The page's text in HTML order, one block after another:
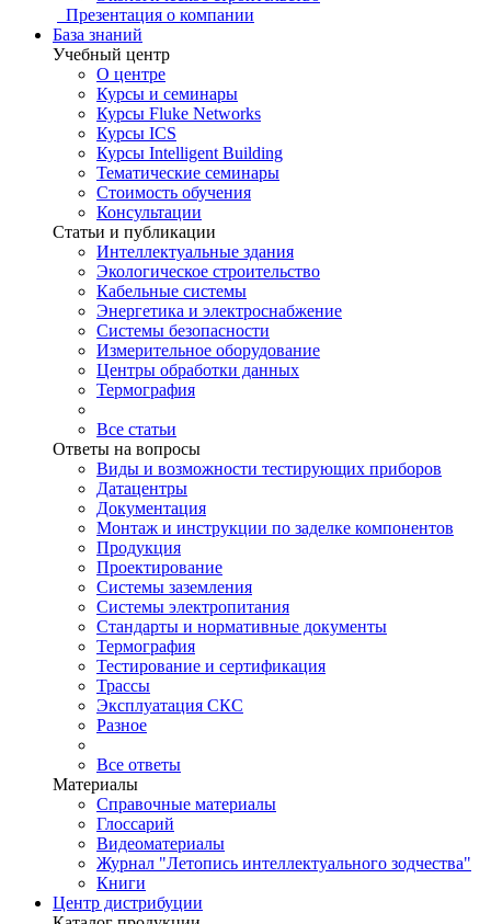
Презентация о компании
База знаний
Учебный центр
О центре
Курсы и семинары
Курсы Fluke Networks
Курсы ICS
Курсы Intelligent Building
Тематические семинары
Стоимость обучения
Консультации
Статьи и публикации
Интеллектуальные здания
Экологическое строительство
Кабельные системы
Энергетика и электроснабжение
Системы безопасности
Измерительное оборудование
Центры обработки данных
Термография
Все статьи
Ответы на вопросы
Виды и возможности тестирующих приборов
Датацентры
Документация
Монтаж и инструкции по заделке компонентов
Продукция
Проектирование
Системы заземления
Системы электропитания
Стандарты и нормативные документы
Термография
Тестирование и сертификация
Трассы
Эксплуатация СКС
Разное
Все ответы
Материалы
Справочные материалы
Глоссарий
Видеоматериалы
Журнал "Летопись интеллектуального зодчества"
Книги
Центр дистрибуции